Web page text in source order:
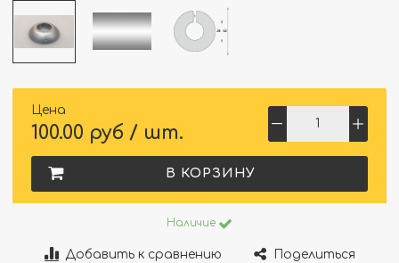
Цена
100.00 руб / шт.
В КОРЗИНУ
Наличие
Добавить к сравнению Поделиться